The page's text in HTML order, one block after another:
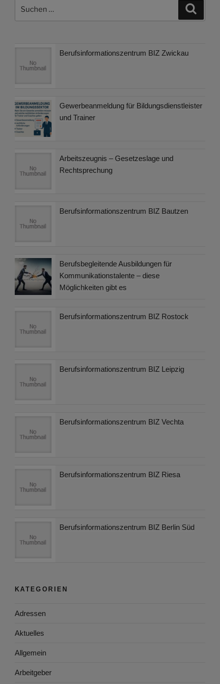
Berufsinformationszentrum BIZ Zwickau
Gewerbeanmeldung für Bildungsdienstleister
und Trainer
Arbeitszeugnis – Gesetzeslage und
Rechtsprechung
Berufsinformationszentrum BIZ Bautzen
Berufsbegleitende Ausbildungen für
Kommunikationstalente – diese
Möglichkeiten gibt es
Berufsinformationszentrum BIZ Rostock
Berufsinformationszentrum BIZ Leipzig
Berufsinformationszentrum BIZ Vechta
Berufsinformationszentrum BIZ Riesa
Berufsinformationszentrum BIZ Berlin Süd
KATEGORIEN
Adressen
Aktuelles
Allgemein
Arbeitgeber